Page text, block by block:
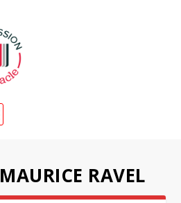
MAURICE RAVEL